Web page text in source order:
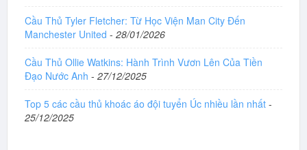
Cầu Thủ Tyler Fletcher: Từ Học Viện Man City Đến
Manchester United - 28/01/2026
Cầu Thủ Ollie Watkins: Hành Trình Vươn Lên Của Tiền
Đạo Nước Anh - 27/12/2025
Top 5 các cầu thủ khoác áo đội tuyển Úc nhiều lần nhất -
25/12/2025